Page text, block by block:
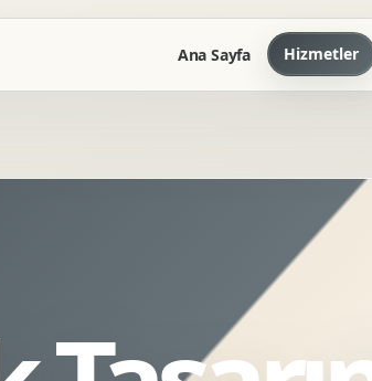
Ana Sayfa Hizmetler
Tasarimi